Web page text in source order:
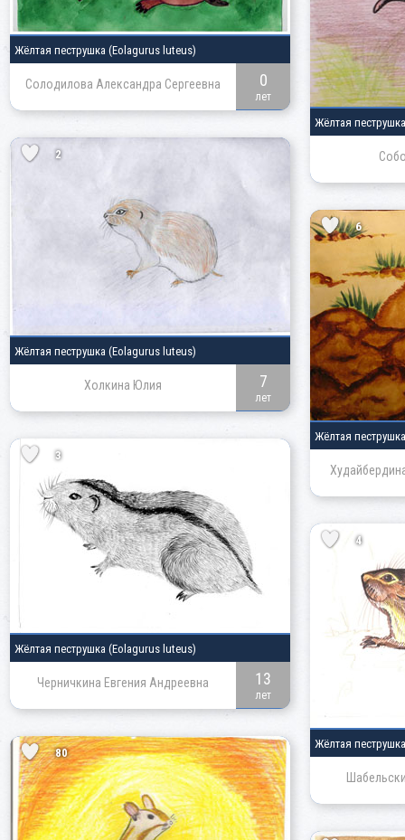
Жёлтая
Жёлтая пеструшка (Eolagurus luteus)
Солодилова Александра Сергеевна 0
лет
2
Жёлтая пеструшка (Eolagurus luteus)
Холкина Юлия 7
лет
6
Жёлтая
3
Жёлтая пеструшка (Eolagurus luteus)
Черничкина Евгения Андреевна 13
лет
4
Жёлтая
80